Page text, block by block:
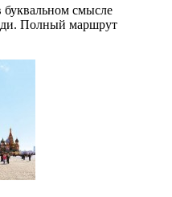
буквальном смысле
Полный маршрут